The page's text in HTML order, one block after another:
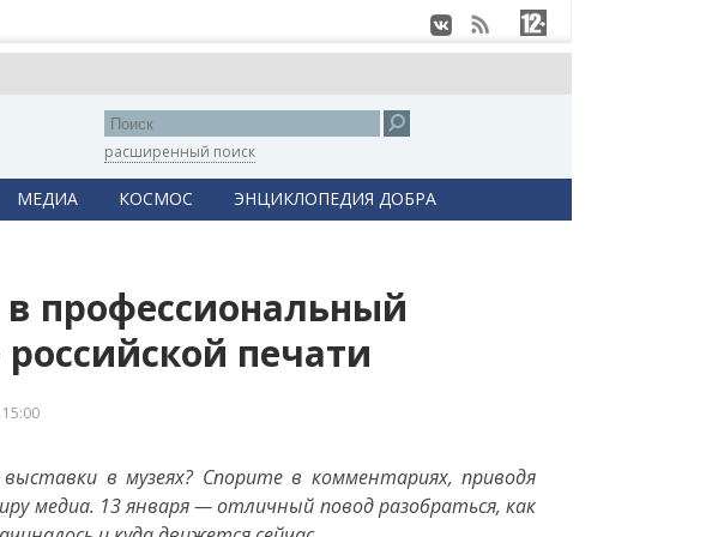
расширенный поиск
МЕДИА КОСМОС ЭНЦИКЛОПЕДИЯ ДОБРА
профессиональный
печати
в музеях? Спорите в комментариях, приводя
медиа. 13 января — отличный повод разобраться, как